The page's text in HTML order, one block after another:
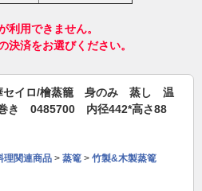
用できません。
決済をお選びください。
華セイロ/檜蒸籠 身のみ 蒸し 温
き 0485700 内径442*高さ88
理関連商品 > 蒸篭 > 竹製&木製蒸篭